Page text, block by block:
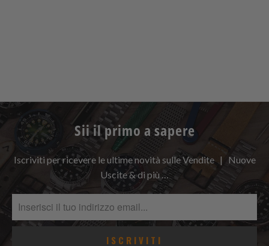
Sii il primo a sapere
Iscriviti per ricevere le ultime novità sulle Vendite | Nuove
Uscite & di più …